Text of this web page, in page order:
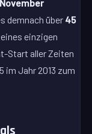
November
demnach über 45
einzigen
Start aller Zeiten
im Jahr 2013 zum